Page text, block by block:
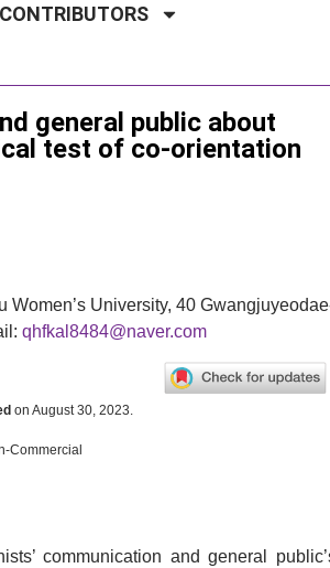
general public about
test of co-orientation
University, 40
qhfkal8484@naver.com
on August 30, 2023.
Commercial
communication and general